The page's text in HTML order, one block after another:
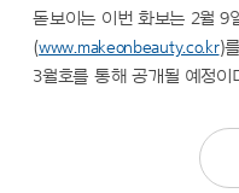
돋보이는 이번 화보는 2월 9
(www.makeonbeauty.co.kr)
3월호를 통해 공개될 예정이